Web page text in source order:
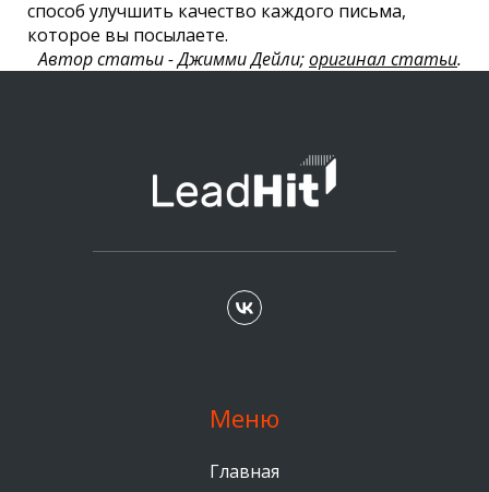
способ улучшить качество каждого письма,
которое вы посылаете.
Автор статьи - Джимми Дейли;оригинал статьи.
Меню
Главная